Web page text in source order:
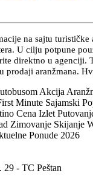
na sajtu turističke
U cilju potpune
direktno u agenciji.
prodaji aranžmana.
Akcija
Minute Sajamski
Cena Izlet
Zimovanje Skijanje
Ponude 2026
- TC Peštan